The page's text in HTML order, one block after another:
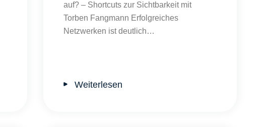
auf? – Shortcuts zur Sichtbarkeit mit
Torben Fangmann Erfolgreiches
Netzwerken ist deutlich…
Weiterlesen